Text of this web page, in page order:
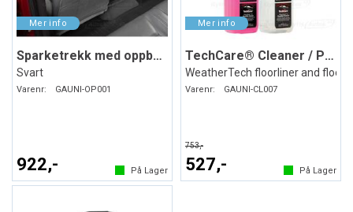
Sparketrekk med oppbevaring
Svart
Varenr: GAUNI-OP001
922,- På Lager
TechCare® Cleaner / Protector
WeatherTech floorliner and
Varenr: GAUNI-CL007
753,-
527,- På Lager